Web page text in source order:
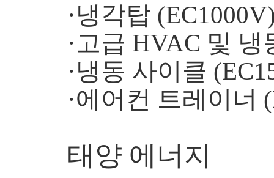
·냉각탑
·고급 HVAC 및
·냉동 사이클
·에어컨 트레이너
태양 에너지